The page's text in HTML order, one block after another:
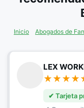
Inicio Abogados de
LEX
✔ Tarjeta